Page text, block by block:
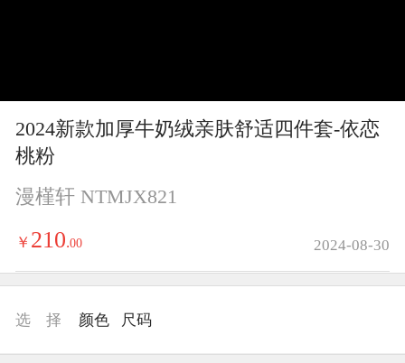
i
2024新款加厚牛奶绒亲肤舒适四件套-依恋
桃粉
漫槿轩 NTMJX821
￥ 210.00 2024-08-30
选 择 颜色 尺码